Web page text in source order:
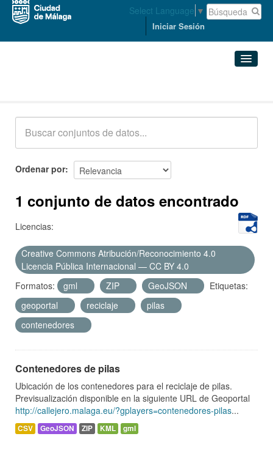
Select Language ▼
Iniciar Sesión
Acerca de
Ordenar por
1 conjunto de datos encontrado
Licencias:
Creative Commons Atribución/Reconocimiento 4.0
Licencia Pública Internacional — CC BY 4.0
Formatos:
gml ZIP GeoJSON
Etiquetas:
geoportal
reciclaje
pilas
contenedores
Contenedores de pilas
Ubicación de los contenedores para el reciclaje de pilas.
Previsualización disponible en la siguiente URL de Geoportal
http://callejero.malaga.eu/?gplayers=contenedores-pilas...
CSV GeoJSON ZIP KML gml